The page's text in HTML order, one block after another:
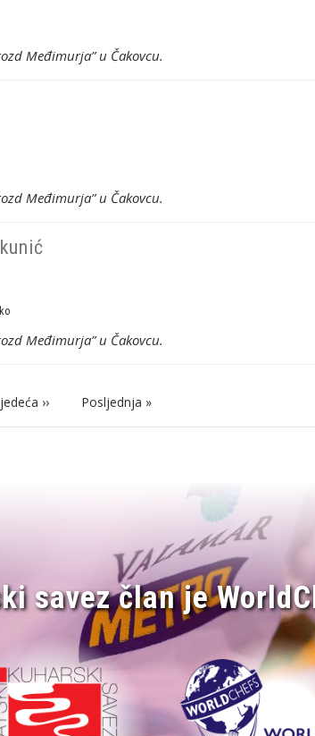
Međimurja” u Čakovcu.
Međimurja” u Čakovcu.
Međimurja” u Čakovcu.
›› Last
page
Posljednja »
savez član je